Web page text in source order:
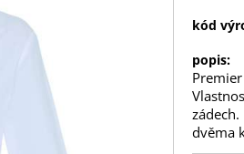
kód
popis:
dvěma